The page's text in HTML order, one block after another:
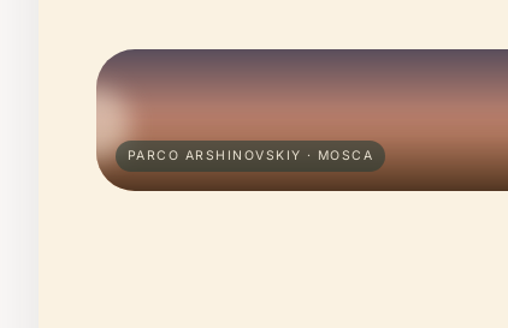
PARCO ARSHINOVSKIY · MOSCA